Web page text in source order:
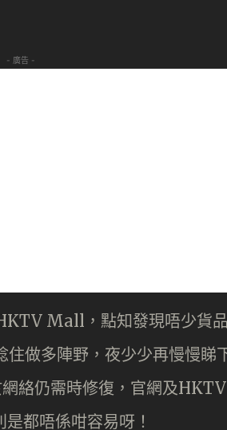
- 廣告 -
Mall，點知發現唔少貨
做多陣野，夜少少再慢慢睇
絡仍需時修復，官網及
都唔係咁容易呀！